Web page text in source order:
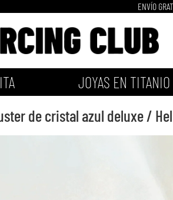
ENVÍO
JOYAS EN TITANIO
de cristal azul deluxe /